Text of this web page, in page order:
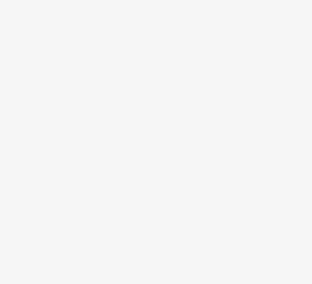
z prawnie uzasadnionych interesów realizowanych
W razie wniesienia sprzeciwu, administrator nie
przetwarzania, nadrzędnych wobec interesów, praw
na podstawie zgody osoby na przetwarzanie danych
nie ma wpływu na zgodność przetwarzania,
na niezgodne z prawem przetwarzanie
Danych Osobowych.
podanie danych osobowych jest dobrowolne albo
decyzji, w tym również profilowaniu.